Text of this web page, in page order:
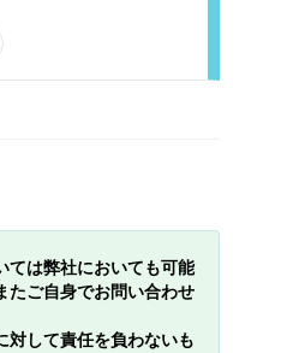
ては弊社においても可能
たご自身でお問い合わせ
対して責任を負わないも